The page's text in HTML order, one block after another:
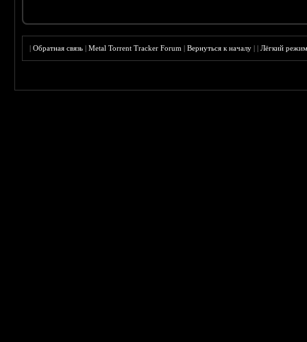
|Обратная связь |Metal Torrent Tracker Forum |Вернуться к началу ||Лёгкий